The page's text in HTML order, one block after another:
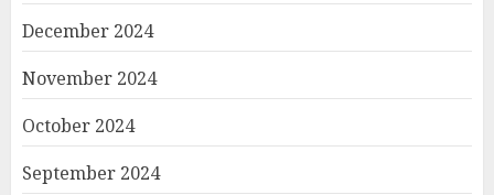
December 2024
November 2024
October 2024
September 2024